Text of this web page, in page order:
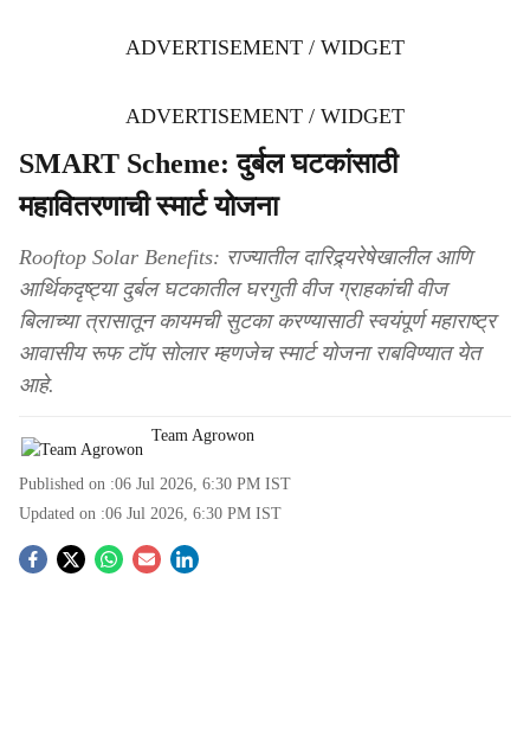
ADVERTISEMENT / WIDGET
ADVERTISEMENT / WIDGET
SMART Scheme: दुर्बल घटकांसाठी
महावितरणाची स्मार्ट योजना
Rooftop Solar Benefits: राज्यातील दारिद्र्यरेषेखालील आणि
आर्थिकदृष्ट्या दुर्बल घटकातील घरगुती वीज ग्राहकांची वीज
बिलाच्या त्रासातून कायमची सुटका करण्यासाठी स्वयंपूर्ण महाराष्ट्र
आवासीय रूफ टॉप सोलार म्हणजेच स्मार्ट योजना राबविण्यात येत
आहे.
Team Agrowon
Published on :06 Jul 2026, 6:30 PM IST
Updated on :06 Jul 2026, 6:30 PM IST
S